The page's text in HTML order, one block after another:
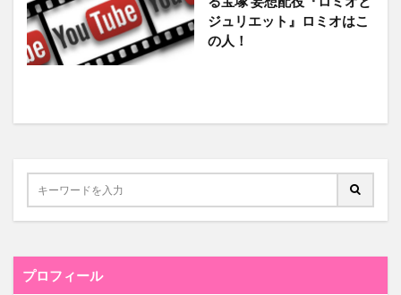
ジュリエット』ロミオはこ
の人！
プロフィール